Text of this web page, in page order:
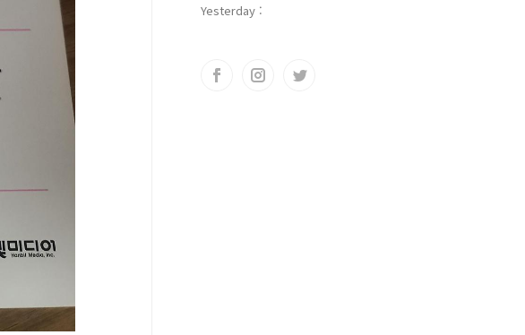
Yesterday :